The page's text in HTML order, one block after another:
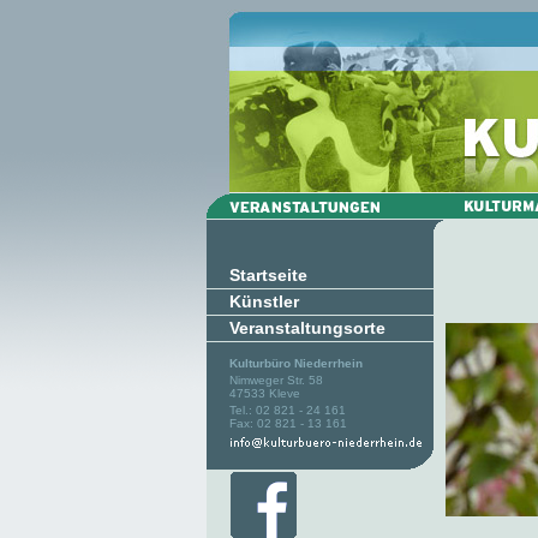
Startseite
Künstler
Veranstaltungsorte
Kulturbüro Niederrhein
Nimweger Str. 58
47533 Kleve
Tel.: 02 821 - 24 161
Fax: 02 821 - 13 161